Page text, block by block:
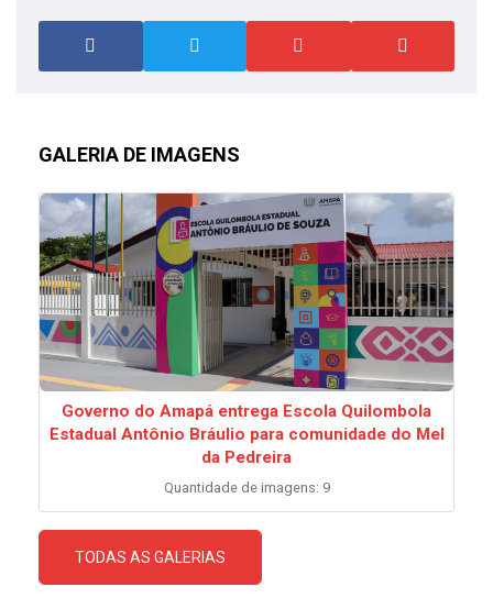
GALERIA DE IMAGENS
Governo do Amapá entrega Escola Quilombola
Estadual Antônio Bráulio para comunidade do Mel
da Pedreira
Quantidade de imagens: 9
TODAS AS GALERIAS